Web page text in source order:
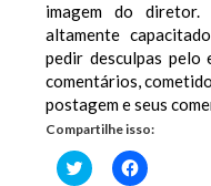
imagem do diretor.
altamente
pedir desculpas pelo
comentários,
postagem e seus
Compartilhe isso:
Clique
para
Clique
para